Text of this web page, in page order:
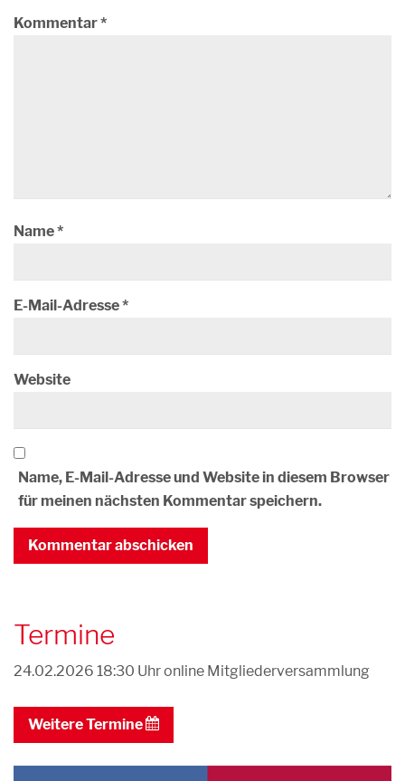
Kommentar*
Name*
E-Mail-Adresse*
Website
Name, E-Mail-Adresse und Website in diesem Browser
für meinen nächsten Kommentar speichern.
Termine
24.02.2026 18:30 Uhronline Mitgliederversammlung
Weitere Termine